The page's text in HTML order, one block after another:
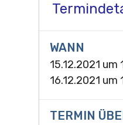
WANN
15.12.2021 um
16.12.2021 um
TERMIN